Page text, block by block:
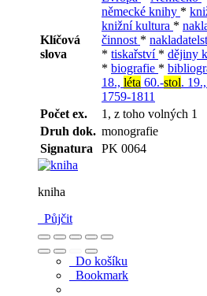
Klíčová
slova
německé knihy *
knižní kultura *
činnost *
* tiskařství * dějiny
* biografie *
18., léta 60.-stol. 19.,
1759-1811
Počet ex.
1, z toho volných 1
Druh dok. monografie
Signatura
PK 0064
kniha
Půjčit
Do košíku
Bookmark